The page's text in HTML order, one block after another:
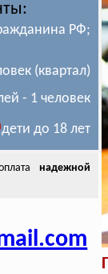
РФ;
(квартал)
- 1 человек
дети до 18 лет
надежной